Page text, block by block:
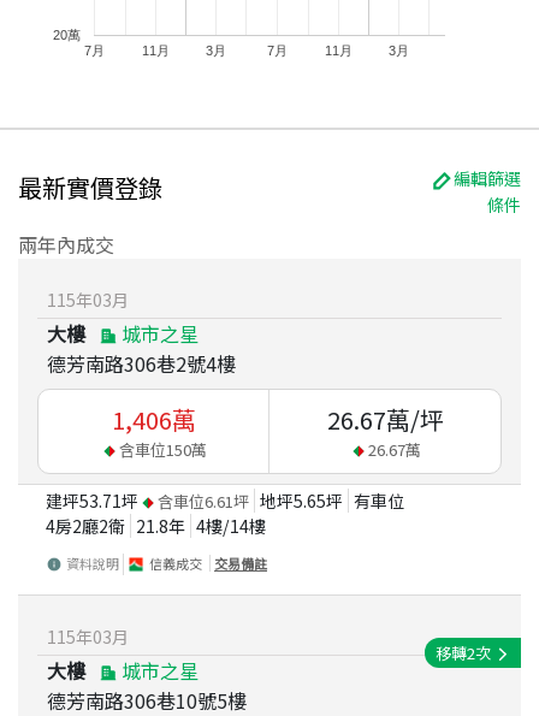
7月 11月 3月 7月 11月 3月
20萬
最新實價登錄
編輯篩選
條件
兩年內成交
115年03月
大樓
城市之星
德芳南路306巷2號4樓
1,406萬
含車位150萬
26.67萬/坪
26.67萬
建坪53.71坪 含車位6.61坪 地坪5.65坪 有車位
4房2廳2衛 21.8年 4樓/14樓
資料說明 信義成交 交易備註
115年03月
大樓
城市之星
德芳南路306巷10號5樓
移轉2次